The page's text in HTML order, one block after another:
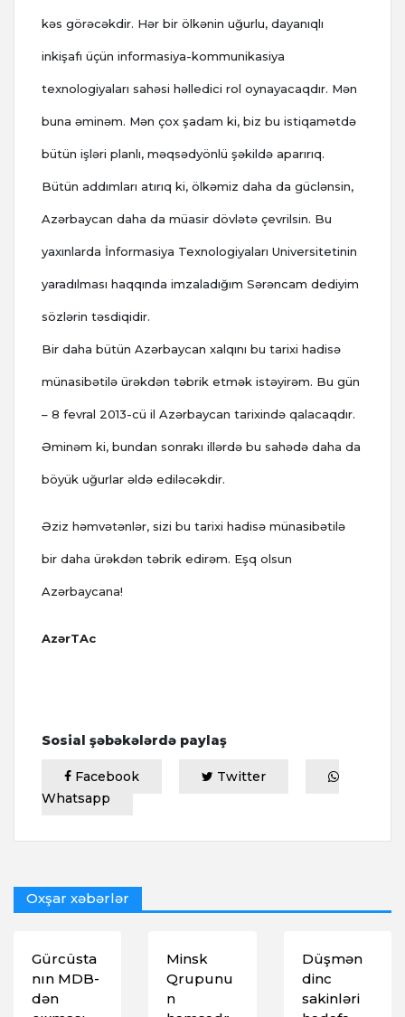
kəs görəcəkdir. Hər bir ölkənin uğurlu, dayanıqlı
inkişafı üçün informasiya-kommunikasiya
texnologiyaları sahəsi həlledici rol oynayacaqdır. Mən
buna əminəm. Mən çox şadam ki, biz bu istiqamətdə
bütün işləri planlı, məqsədyönlü şəkildə aparırıq.
Bütün addımları atırıq ki, ölkəmiz daha da güclənsin,
Azərbaycan daha da müasir dövlətə çevrilsin. Bu
yaxınlarda İnformasiya Texnologiyaları Universitetinin
yaradılması haqqında imzaladığım Sərəncam dediyim
sözlərin təsdiqidir.
Bir daha bütün Azərbaycan xalqını bu tarixi hadisə
münasibətilə ürəkdən təbrik etmək istəyirəm. Bu gün
– 8 fevral 2013-cü il Azərbaycan tarixində qalacaqdır.
Əminəm ki, bundan sonrakı illərdə bu sahədə daha da
böyük uğurlar əldə ediləcəkdir.
Əziz həmvətənlər, sizi bu tarixi hadisə münasibətilə
bir daha ürəkdən təbrik edirəm. Eşq olsun
Azərbaycana!
AzərTAc
Sosial şəbəkələrdə paylaş
Facebook
Twitter
Whatsapp
Oxşar xəbərlər
Gürcüsta
nın MDB-
dən
Minsk
Qrupunu
n
Düşmən
dinc
sakinləri